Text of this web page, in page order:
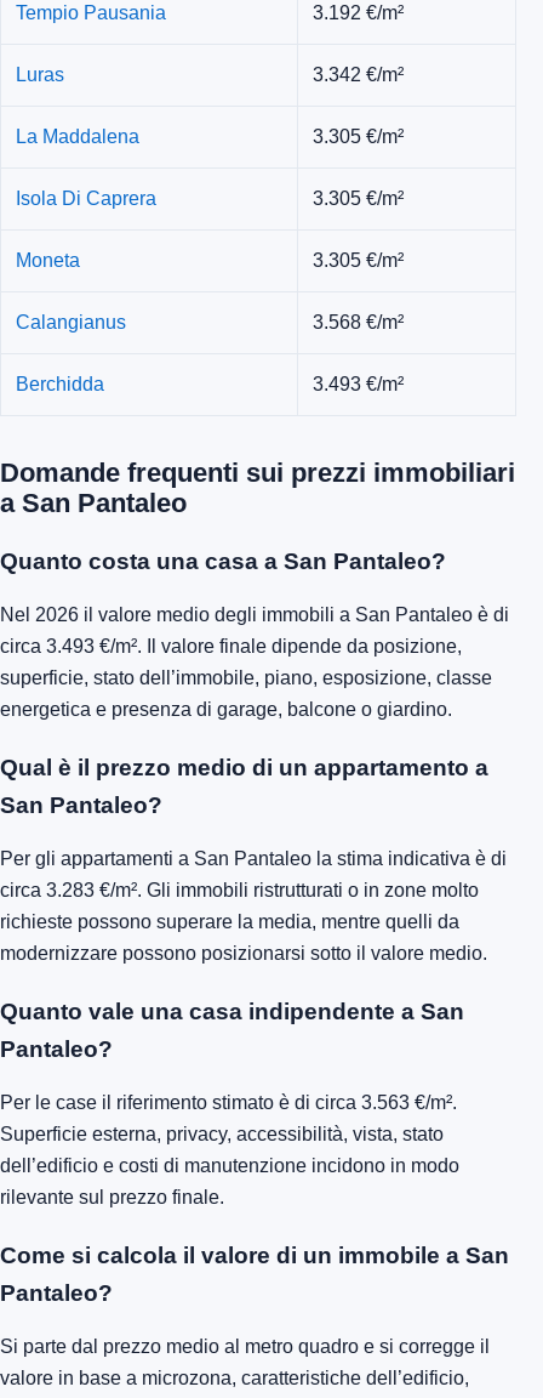
Tempio Pausania 3.192 €/m²
Luras 3.342 €/m²
La Maddalena 3.305 €/m²
Isola Di Caprera 3.305 €/m²
Moneta 3.305 €/m²
Calangianus 3.568 €/m²
Berchidda 3.493 €/m²
Domande frequenti sui prezzi immobiliari
a San Pantaleo
Quanto costa una casa a San Pantaleo?
Nel 2026 il valore medio degli immobili a San Pantaleo è di
circa 3.493 €/m². Il valore finale dipende da posizione,
superficie, stato dell’immobile, piano, esposizione, classe
energetica e presenza di garage, balcone o giardino.
Qual è il prezzo medio di un appartamento a
San Pantaleo?
Per gli appartamenti a San Pantaleo la stima indicativa è di
circa 3.283 €/m². Gli immobili ristrutturati o in zone molto
richieste possono superare la media, mentre quelli da
modernizzare possono posizionarsi sotto il valore medio.
Quanto vale una casa indipendente a San
Pantaleo?
Per le case il riferimento stimato è di circa 3.563 €/m².
Superficie esterna, privacy, accessibilità, vista, stato
dell’edificio e costi di manutenzione incidono in modo
rilevante sul prezzo finale.
Come si calcola il valore di un immobile a San
Pantaleo?
Si parte dal prezzo medio al metro quadro e si corregge il
valore in base a microzona, caratteristiche dell’edificio,